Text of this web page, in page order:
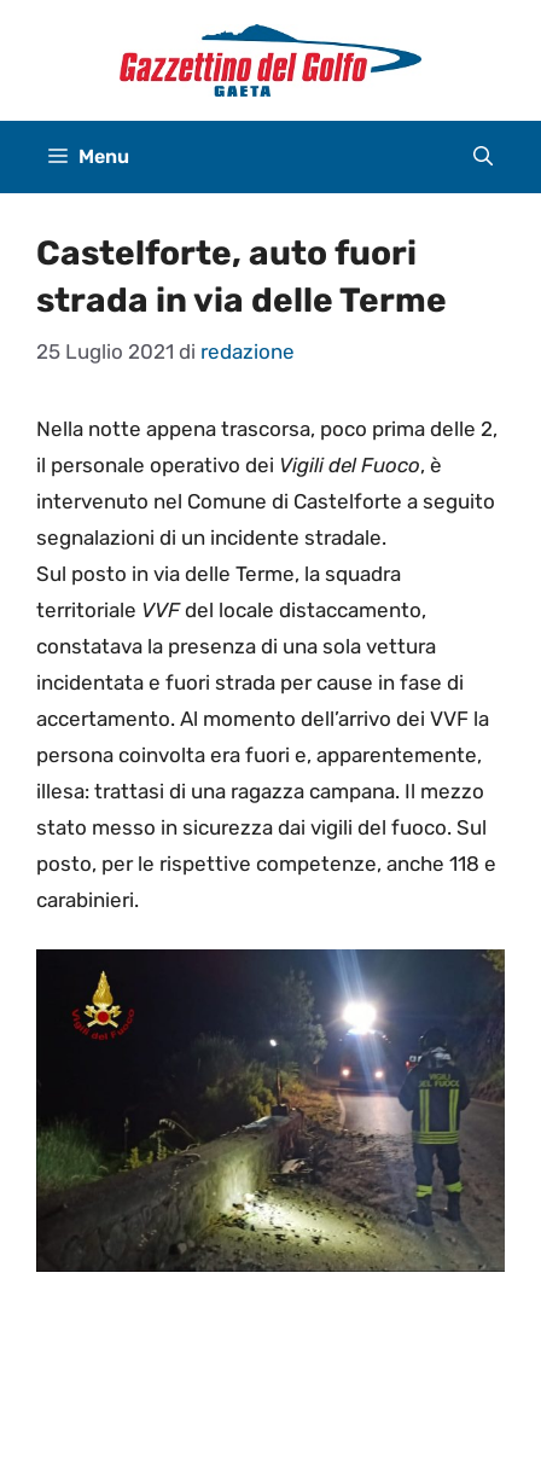
Menu
Castelforte, auto fuori
strada in via delle Terme
25 Luglio 2021 di redazione
Nella notte appena trascorsa, poco prima delle 2,
il personale operativo dei Vigili del Fuoco, è
intervenuto nel Comune di Castelforte a seguito
segnalazioni di un incidente stradale.
Sul posto in via delle Terme, la squadra
territoriale VVFdel locale distaccamento,
constatava la presenza di una sola vettura
incidentata e fuori strada per cause in fase di
accertamento. Al momento dell’arrivo dei VVF la
persona coinvolta era fuori e, apparentemente,
illesa: trattasi di una ragazza campana. Il mezzo
stato messo in sicurezza dai vigili del fuoco. Sul
posto, per le rispettive competenze, anche 118 e
carabinieri.